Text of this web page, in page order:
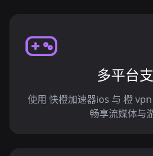
多平台
使用 快橙加速器ios 与 橙
畅享流媒体与